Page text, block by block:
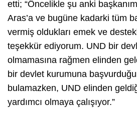
etti; “Öncelikle şu anki
Aras’a ve bugüne kadarki tüm
vermiş oldukları emek ve
teşekkür ediyorum. UND bir
olmamasına rağmen elinden
bir devlet kurumuna
bulamazken, UND elinden
yardımcı olmaya çalışıyor.”